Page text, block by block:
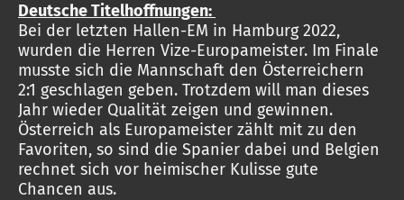
Deutsche Titelhoffnungen:
Bei der letzten Hallen-EM in Hamburg 2022,
wurden die Herren Vize-Europameister. Im Finale
musste sich die Mannschaft den Österreichern
2:1 geschlagen geben. Trotzdem will man dieses
Jahr wieder Qualität zeigen und gewinnen.
Österreich als Europameister zählt mit zu den
Favoriten, so sind die Spanier dabei und Belgien
rechnet sich vor heimischer Kulisse gute
Chancen aus.